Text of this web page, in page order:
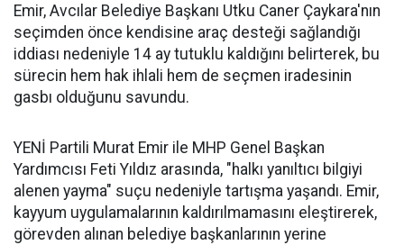
Emir, Avcılar Belediye Başkanı Utku Caner Çaykara'nın
seçimden önce kendisine araç desteği sağlandığı
iddiası nedeniyle 14 ay tutuklu kaldığını belirterek, bu
sürecin hem hak ihlali hem de seçmen iradesinin
gasbı olduğunu savundu.
YENİ Partili Murat Emir ile MHP Genel Başkan
Yardımcısı Feti Yıldız arasında, "halkı yanıltıcı bilgiyi
alenen yayma" suçu nedeniyle tartışma yaşandı. Emir,
kayyum uygulamalarının kaldırılmamasını eleştirerek,
görevden alınan belediye başkanlarının yerine